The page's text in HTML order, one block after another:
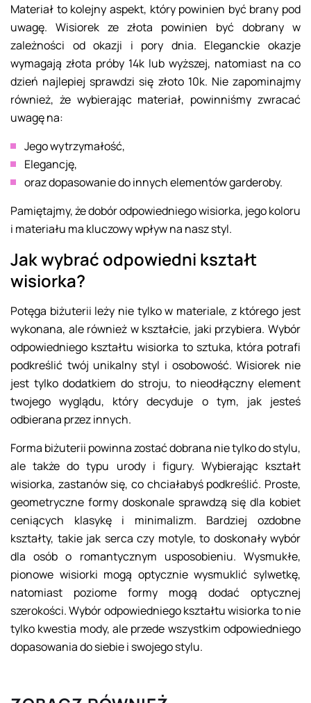
Materiał to kolejny aspekt, który powinien być brany pod
uwagę. Wisiorek ze złota powinien być dobrany w
zależności od okazji i pory dnia. Eleganckie okazje
wymagają złota próby 14k lub wyższej, natomiast na co
dzień najlepiej sprawdzi się złoto 10k. Nie zapominajmy
również, że wybierając materiał, powinniśmy zwracać
uwagę na:
Jego wytrzymałość,
Elegancję,
oraz dopasowanie do innych elementów garderoby.
Pamiętajmy, że dobór odpowiedniego wisiorka, jego koloru
i materiału ma kluczowy wpływ na nasz styl.
Jak wybrać odpowiedni kształt
wisiorka?
Potęga biżuterii leży nie tylko w materiale, z którego jest
wykonana, ale również w kształcie, jaki przybiera. Wybór
odpowiedniego kształtu wisiorka to sztuka, która potrafi
podkreślić twój unikalny styl i osobowość. Wisiorek nie
jest tylko dodatkiem do stroju, to nieodłączny element
twojego wyglądu, który decyduje o tym, jak jesteś
odbierana przez innych.
Forma biżuterii powinna zostać dobrana nie tylko do stylu,
ale także do typu urody i figury. Wybierając kształt
wisiorka, zastanów się, co chciałabyś podkreślić. Proste,
geometryczne formy doskonale sprawdzą się dla kobiet
ceniących klasykę i minimalizm. Bardziej ozdobne
kształty, takie jak serca czy motyle, to doskonały wybór
dla osób o romantycznym usposobieniu. Wysmukłe,
pionowe wisiorki mogą optycznie wysmuklić sylwetkę,
natomiast poziome formy mogą dodać optycznej
szerokości. Wybór odpowiedniego kształtu wisiorka to nie
tylko kwestia mody, ale przede wszystkim odpowiedniego
dopasowania do siebie i swojego stylu.